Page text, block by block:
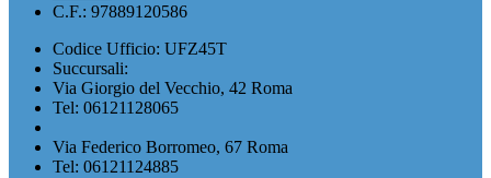
C.F.: 97889120586
Codice Ufficio: UFZ45T
Succursali:
Via Giorgio del Vecchio, 42 Roma
Tel: 06121128065
Via Federico Borromeo, 67 Roma
Tel: 06121124885